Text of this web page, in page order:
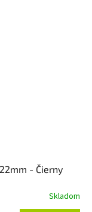
- Čierny
Skladom